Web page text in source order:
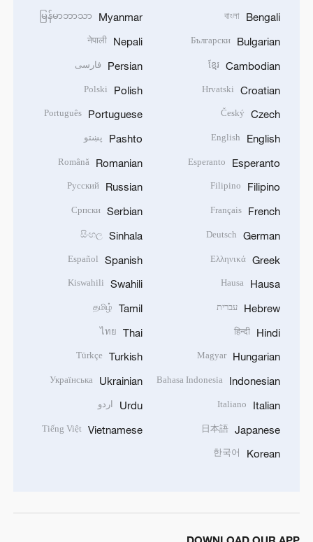
Bengali
বাংলা
Bulgarian
Български
Cambodian
ខ្មែរ
Croatian
Hrvatski
Czech
Český
English
English
Esperanto
Esperanto
Filipino
Filipino
French
Français
German
Deutsch
Greek
Ελληνικά
Hausa
Hausa
Hebrew עברית
Hindi
हिन्दी
Hungarian
Magyar
Indonesian
Bahasa Indonesia
Italian
Italiano
Japanese
日本語
Korean
한국어
Myanmar
မြန်မာဘာသာ
Nepali
नेपाली
Persian فارسی
Polish
Polski
Portuguese
Português
Pashto پښتو
Romanian
Română
Russian
Русский
Serbian
Српски
Sinhala
සිංහල
Spanish
Español
Swahili
Kiswahili
Tamil
தமிழ்
Thai
ไทย
Turkish
Türkçe
Ukrainian
Українська
Urdu اردو
Vietnamese
Tiếng Việt